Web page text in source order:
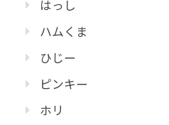
はっし
ハムくま
ひじー
ピンキー
ホリ